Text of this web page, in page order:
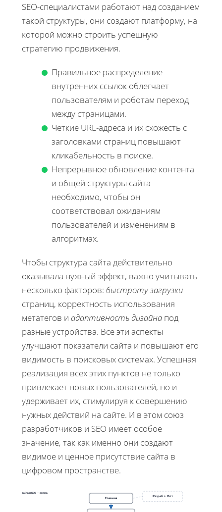
SEO-специалистами работают над созданием
такой структуры, они создают платформу, на
которой можно строить успешную
стратегию продвижения.
Правильное распределение
внутренних ссылок облегчает
пользователям и роботам переход
между страницами.
Четкие URL-адреса и их схожесть с
заголовками страниц повышают
кликабельность в поиске.
Непрерывное обновление контента
и общей структуры сайта
необходимо, чтобы он
соответствовал ожиданиям
пользователей и изменениям в
алгоритмах.
Чтобы структура сайта действительно
оказывала нужный эффект, важно учитывать
несколько факторов: быстроту загрузки
страниц, корректность использования
метатегов и адаптивность дизайна под
разные устройства. Все эти аспекты
улучшают показатели сайта и повышают его
видимость в поисковых системах. Успешная
реализация всех этих пунктов не только
привлекает новых пользователей, но и
удерживает их, стимулируя к совершению
нужных действий на сайте. И в этом союз
разработчиков и SEO имеет особое
значение, так как именно они создают
видимое и ценное присутствие сайта в
цифровом пространстве.
Структура сайта и SEO — схема
Главная Разраб + Опт